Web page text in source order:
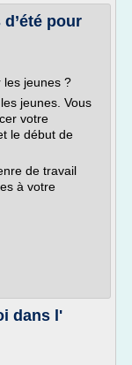
pour
les jeunes ?
jeunes. Vous
votre
le début de
de travail
à votre
dans l'